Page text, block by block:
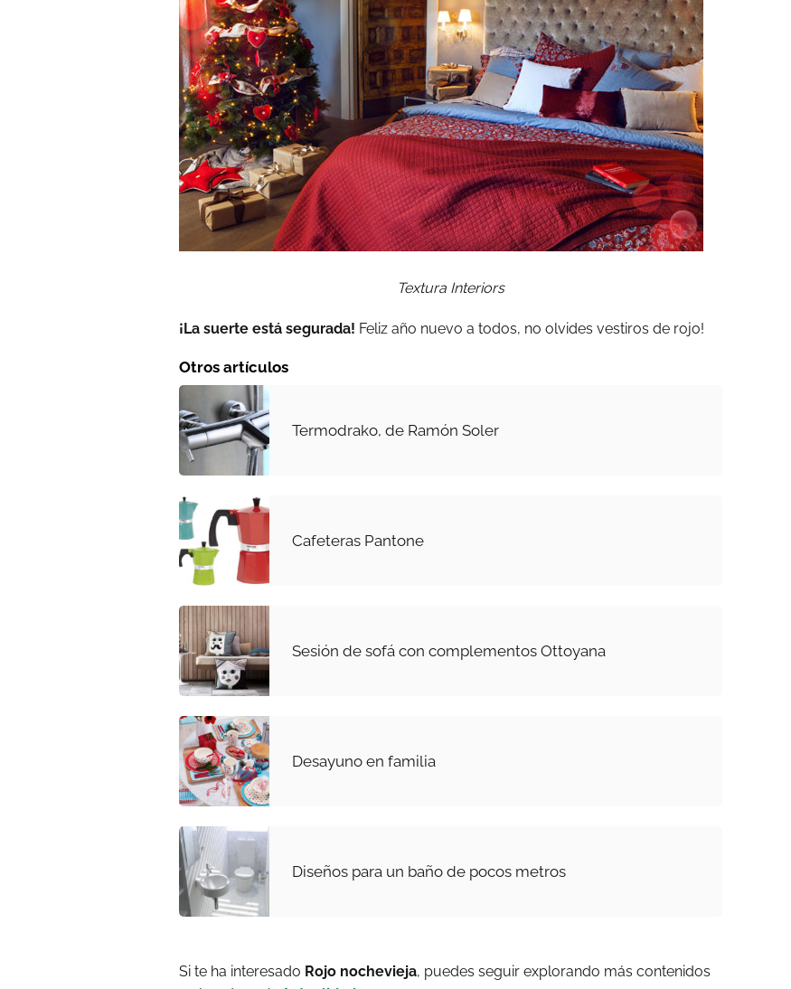
Textura Interiors
¡La suerte está segurada! Feliz año nuevo a todos, no olvides vestiros de rojo!
Otros artículos
Termodrako, de Ramón Soler
Cafeteras Pantone
Sesión de sofá con complementos Ottoyana
Desayuno en familia
Diseños para un baño de pocos metros
Si te ha interesado Rojo nochevieja, puedes seguir explorando más contenidos